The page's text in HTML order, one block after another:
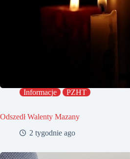
Informacje PZHT
Odszedł Walenty Mazany
2 tygodnie ago